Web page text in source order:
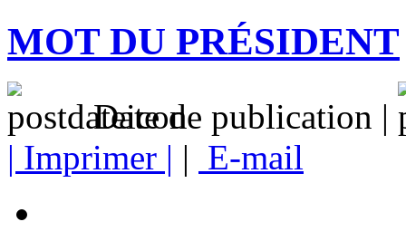
MOT DU PRÉSIDENT
Date de publication |
| Imprimer | | E-mail